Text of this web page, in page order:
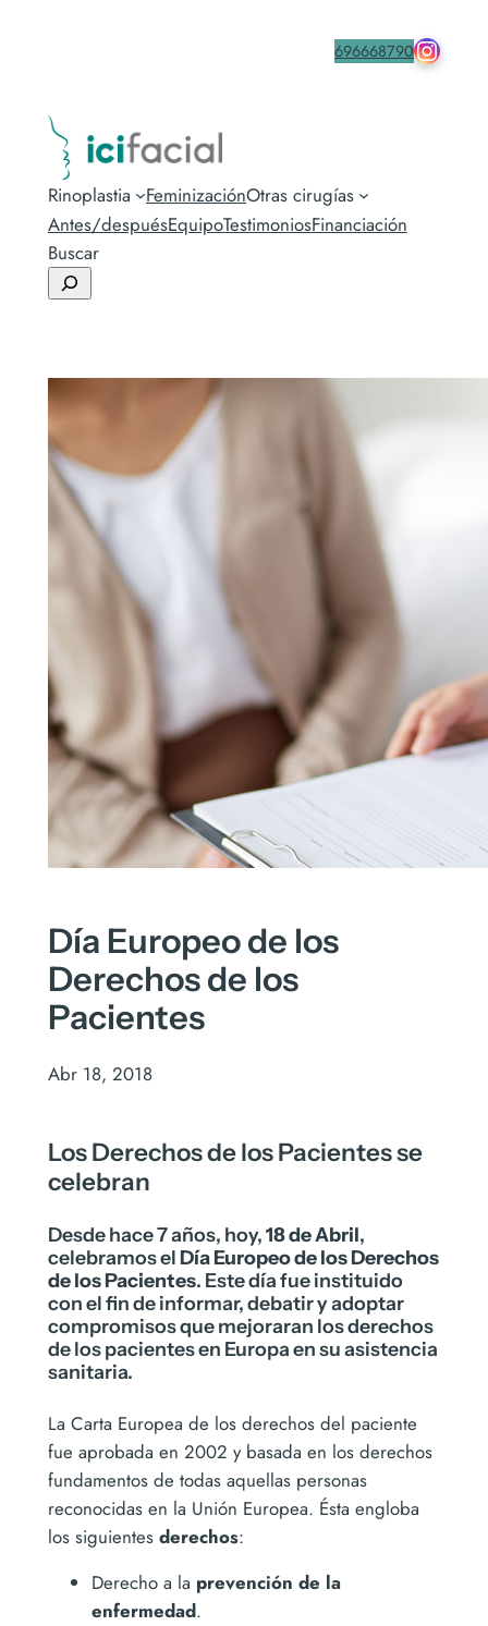
Contacta696668790
Rinoplastia FeminizaciónOtras cirugías
Antes/despuésEquipoTestimoniosFinanciación
Buscar
Día Europeo de los
Derechos de los
Pacientes
Abr 18, 2018
Los Derechos de los Pacientes se
celebran
Desde hace 7 años, hoy,18 de Abril,
celebramos el Día Europeo de los Derechos
de los Pacientes. Este día fue instituido
con el fin de informar, debatir y adoptar
compromisos que mejoraran los derechos
de los pacientes en Europa en su asistencia
sanitaria.
La Carta Europea de los derechos del paciente
fue aprobada en 2002 y basada en los derechos
fundamentos de todas aquellas personas
reconocidas en la Unión Europea. Ésta engloba
los siguientes derechos:
Derecho a la prevención de la
enfermedad.